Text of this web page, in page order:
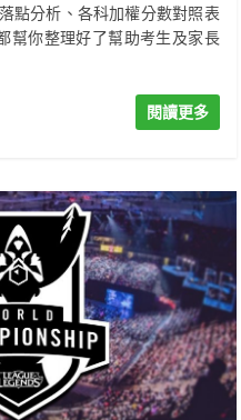
點分析、各科加權分數對照表
幫你整理好了幫助考生及家長
閱讀更多